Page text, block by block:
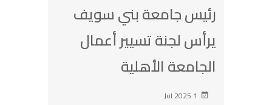
رئيس جامعة بني سويف
يرأس لجنة تسيير أعمال
الجامعة الأهلية
1 Jul 2025